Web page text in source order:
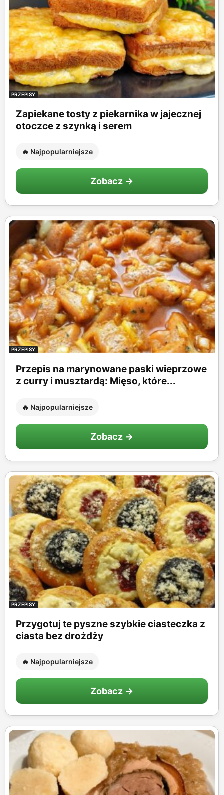
PRZEPISY
Zapiekane tosty z piekarnika w jajecznej
otoczce z szynką i serem
🔥 Najpopularniejsze
Zobacz →
PRZEPISY
Przepis na marynowane paski wieprzowe
z curry i musztardą: Mięso, które...
🔥 Najpopularniejsze
Zobacz →
PRZEPISY
Przygotuj te pyszne szybkie ciasteczka z
ciasta bez drożdży
🔥 Najpopularniejsze
Zobacz →